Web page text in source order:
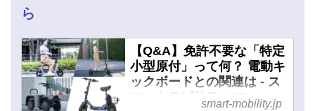
ら
【Q&A】免許不要な「特定
小型原付」って何？ 電動キ
ックボードとの関連は - ス
マートモビリティJPsmart-mobility.jp